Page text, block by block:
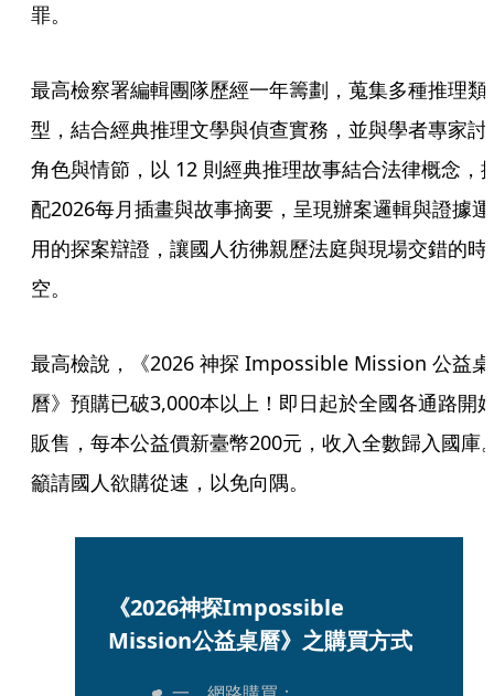
罪。
最高檢察署編輯團隊歷經一年籌劃，蒐集多種推理類
型，結合經典推理文學與偵查實務，並與學者專家討
角色與情節，以 12 則經典推理故事結合法律概念，
配2026每月插畫與故事摘要，呈現辦案邏輯與證據運
用的探案辯證，讓國人彷彿親歷法庭與現場交錯的時
空。
最高檢說，《2026 神探 Impossible Mission 公益桌
曆》預購已破3,000本以上！即日起於全國各通路開
販售，每本公益價新臺幣200元，收入全數歸入國庫
籲請國人欲購從速，以免向隅。
《2026神探Impossible
Mission公益桌曆》之購買方式